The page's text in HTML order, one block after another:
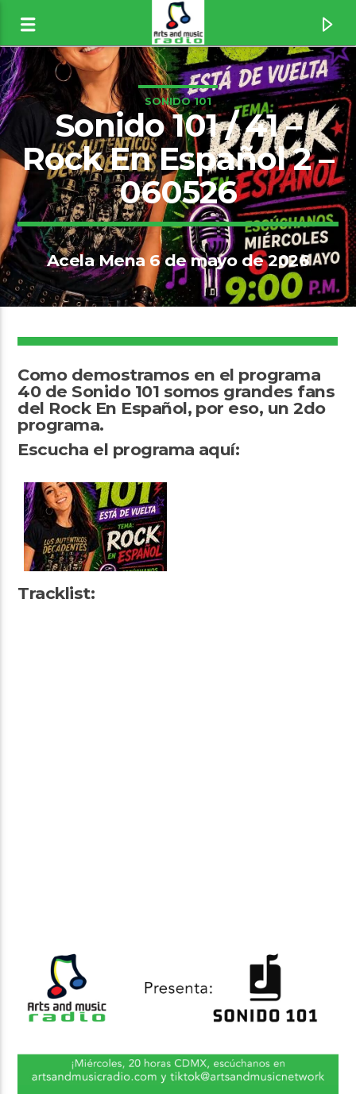
Canción actual
Talking Heads
SONIDO 101
Sonido 101 / 41 –
Rock En Español 2 –
060526
Acela Mena 6 de mayo de 2026
Como demostramos en el programa
40 de Sonido 101 somos grandes fans
del Rock En Español, por eso, un 2do
programa.
Escucha el programa aquí:
Tracklist: